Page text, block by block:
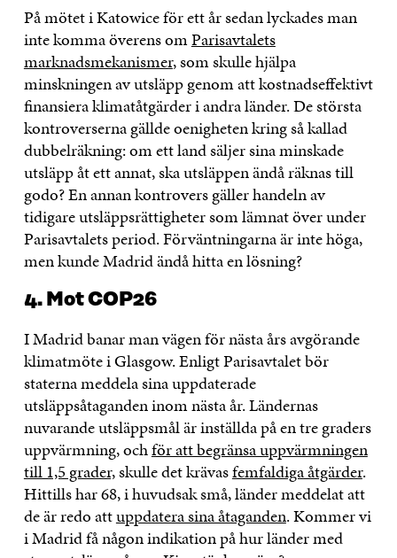
På mötet i Katowice för ett år sedan lyckades man
inte komma överens omParisavtalets
marknadsmekanismer, som skulle hjälpa
minskningen av utsläpp genom att kostnadseffektivt
finansiera klimatåtgärder i andra länder. De största
kontroverserna gällde oenigheten kring så kallad
dubbelräkning: om ett land säljer sina minskade
utsläpp åt ett annat, ska utsläppen ändå räknas till
godo? En annan kontrovers gäller handeln av
tidigare utsläppsrättigheter som lämnat över under
Parisavtalets period. Förväntningarna är inte höga,
men kunde Madrid ändå hitta en lösning?
4. Mot COP26
I Madrid banar man vägen för nästa års avgörande
klimatmöte i Glasgow. Enligt Parisavtalet bör
staterna meddela sina uppdaterade
utsläppsåtaganden inom nästa år. Ländernas
nuvarande utsläppsmål är inställda på en tre graders
uppvärmning, ochför att begränsa uppvärmningen
till 1,5 grader,skulle det krävasfemfaldiga åtgärder.
Hittills har 68, i huvudsak små, länder meddelat att
de är redo attuppdatera sina åtaganden. Kommer vi
i Madrid få någon indikation på hur länder med